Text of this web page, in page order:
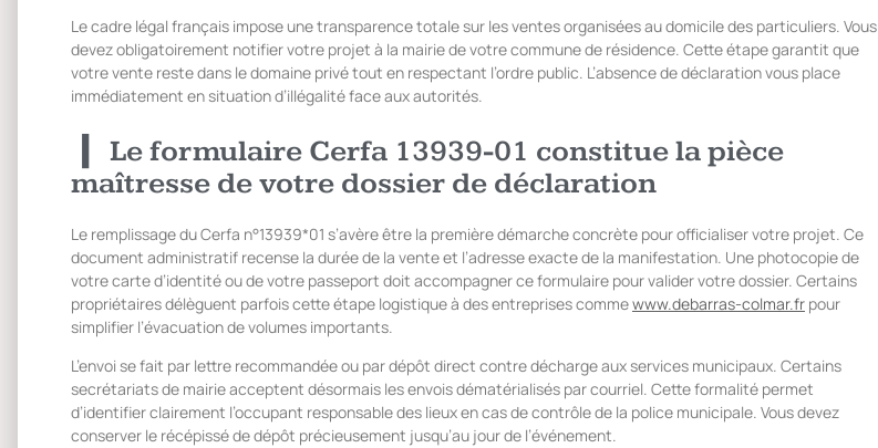
Le cadre légal français impose une transparence totale sur les ventes organisées au domicile des particuliers. Vous
devez obligatoirement notifier votre projet à la mairie de votre commune de résidence. Cette étape garantit que
votre vente reste dans le domaine privé tout en respectant l’ordre public. L’absence de déclaration vous place
immédiatement en situation d’illégalité face aux autorités.
Le formulaire Cerfa 13939-01 constitue la pièce
maîtresse de votre dossier de déclaration
Le remplissage du Cerfa n°13939*01 s’avère être la première démarche concrète pour officialiser votre projet. Ce
document administratif recense la durée de la vente et l’adresse exacte de la manifestation. Une photocopie de
votre carte d’identité ou de votre passeport doit accompagner ce formulaire pour valider votre dossier. Certains
propriétaires délèguent parfois cette étape logistique à des entreprises commewww.debarras-colmar.fr pour
simplifier l’évacuation de volumes importants.
L’envoi se fait par lettre recommandée ou par dépôt direct contre décharge aux services municipaux. Certains
secrétariats de mairie acceptent désormais les envois dématérialisés par courriel. Cette formalité permet
d’identifier clairement l’occupant responsable des lieux en cas de contrôle de la police municipale. Vous devez
conserver le récépissé de dépôt précieusement jusqu’au jour de l’événement.